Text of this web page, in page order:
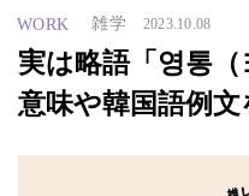
WORK 雑学 2023.10.08
実は略語「영통
意味や韓国語例文